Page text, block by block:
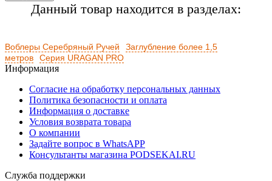
Данный товар находится в разделах:
Воблеры Серебряный Ручей
Заглубление более 1,5
метров
Серия URAGAN PRO
Информация
Согласие на обработку персональных данных
Политика безопасности и оплата
Информация о доставке
Условия возврата товара
О компании
Задайте вопрос в WhatsAPP
Консультанты магазина PODSEKAI.RU
Служба поддержки